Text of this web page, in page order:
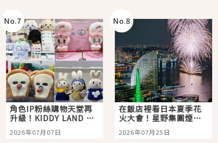
No.7
角色IP粉絲購物天堂再
升級！KIDDY LAND 原
宿店吉伊卡哇迎客，新
開幕 OMOKADO 店3分
2026年07月07日
No.8
在飯店裡看日本夏季花
火大會！星野集團煙火
景觀飯店6選，讓你不用
人擠人悠閒欣賞
2026年07月25日